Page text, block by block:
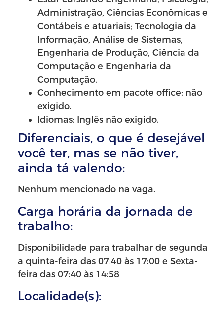
Administração, Ciências Econômicas e
Contábeis e atuariais; Tecnologia da
Informação, Análise de Sistemas,
Engenharia de Produção, Ciência da
Computação e Engenharia da
Computação.
Conhecimento em pacote office: não
exigido.
Idiomas: Inglês não exigido.
Diferenciais, o que é desejável
você ter, mas se não tiver,
ainda tá valendo:
Nenhum mencionado na vaga.
Carga horária da jornada de
trabalho:
Disponibilidade para trabalhar de segunda
a quinta-feira das 07:40 às 17:00 e Sexta-
feira das 07:40 às 14:58
Localidade(s):